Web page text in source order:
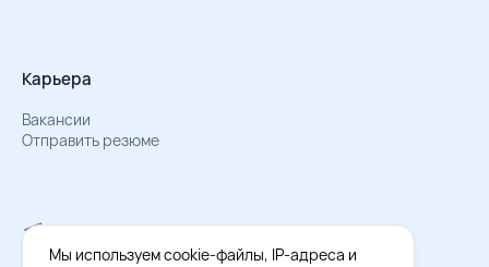
Карьера
Вакансии
Отправить резюме
Мы в Телеграм
Документы об обработке персональных данных
Мы используем cookie-файлы, IP-адреса и